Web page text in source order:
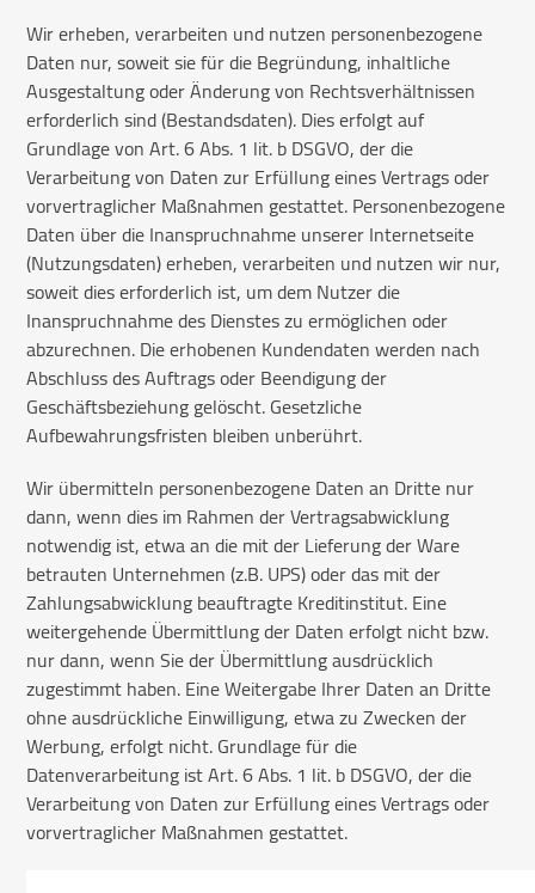
Wir erheben, verarbeiten und nutzen personenbezogene
Daten nur, soweit sie für die Begründung, inhaltliche
Ausgestaltung oder Änderung von Rechtsverhältnissen
erforderlich sind (Bestandsdaten). Dies erfolgt auf
Grundlage von Art. 6 Abs. 1 lit. b DSGVO, der die
Verarbeitung von Daten zur Erfüllung eines Vertrags oder
vorvertraglicher Maßnahmen gestattet. Personenbezogene
Daten über die Inanspruchnahme unserer Internetseite
(Nutzungsdaten) erheben, verarbeiten und nutzen wir nur,
soweit dies erforderlich ist, um dem Nutzer die
Inanspruchnahme des Dienstes zu ermöglichen oder
abzurechnen. Die erhobenen Kundendaten werden nach
Abschluss des Auftrags oder Beendigung der
Geschäftsbeziehung gelöscht. Gesetzliche
Aufbewahrungsfristen bleiben unberührt.
Wir übermitteln personenbezogene Daten an Dritte nur
dann, wenn dies im Rahmen der Vertragsabwicklung
notwendig ist, etwa an die mit der Lieferung der Ware
betrauten Unternehmen (z.B. UPS) oder das mit der
Zahlungsabwicklung beauftragte Kreditinstitut. Eine
weitergehende Übermittlung der Daten erfolgt nicht bzw.
nur dann, wenn Sie der Übermittlung ausdrücklich
zugestimmt haben. Eine Weitergabe Ihrer Daten an Dritte
ohne ausdrückliche Einwilligung, etwa zu Zwecken der
Werbung, erfolgt nicht. Grundlage für die
Datenverarbeitung ist Art. 6 Abs. 1 lit. b DSGVO, der die
Verarbeitung von Daten zur Erfüllung eines Vertrags oder
vorvertraglicher Maßnahmen gestattet.